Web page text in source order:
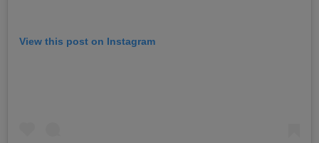
View this post on Instagram